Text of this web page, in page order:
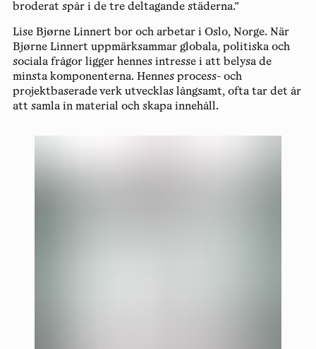
broderat spår i de tre deltagande städerna.”
Lise Bjørne Linnertbor och arbetar i Oslo, Norge. När
Bjørne Linnert uppmärksammar globala, politiska och
sociala frågor ligger hennes intresse i att belysa de
minsta komponenterna. Hennes process- och
projektbaserade verk utvecklas långsamt, ofta tar det år
att samla in material och skapa innehåll.